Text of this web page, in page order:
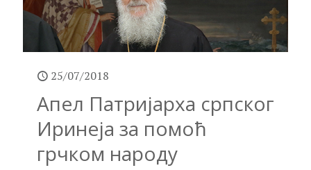
25/07/2018
Апел Патријарха српског
Иринеја за помоћ
грчком народу